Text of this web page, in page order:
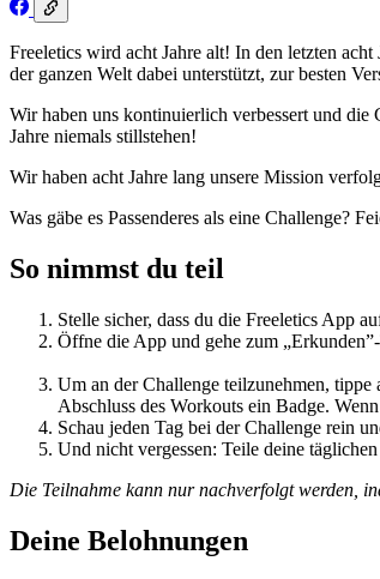
Freeletics wird acht Jahre alt! In den letzten
der ganzen Welt dabei unterstützt, zur besten
Wir haben uns kontinuierlich verbessert und die
Jahre niemals stillstehen!
Wir haben acht Jahre lang unsere Mission
Was gäbe es Passenderes als eine Challenge?
So nimmst du teil
Stelle sicher, dass du die Freeletics App
Öffne die App und gehe zum
Um an der Challenge teilzunehmen,
Abschluss des Workouts ein Badge.
Schau jeden Tag bei der Challenge rein
Und nicht vergessen: Teile deine
Die Teilnahme kann nur nachverfolgt werden,
Deine Belohnungen